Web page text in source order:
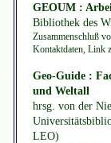
GEOUM :
Bibliothek des
Zusammenschluß
Kontaktdaten, Link
Geo-Guide :
und Weltall
hrsg. von der
LEO)